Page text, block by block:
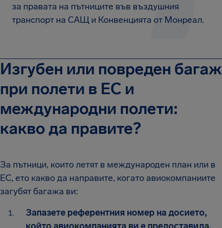
за правата на пътниците във въздушния
транспорт на САЩ и Конвенцията от Монреал.
Изгубен или повреден багаж
при полети в ЕС и
международни полети:
какво да правите?
За пътници, които летят в международен план или в
ЕС, ето какво да направите, когато авиокомпаниите
загубят багажа ви:
Запазете референтния номер на досието,